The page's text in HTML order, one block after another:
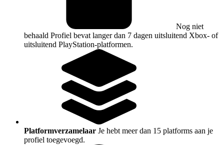
Nog niet
behaald Profiel bevat langer dan 7 dagen uitsluitend Xbox- of
uitsluitend PlayStation-platformen.
Platformverzamelaar Je hebt meer dan 15 platforms aan je
profiel toegevoegd.